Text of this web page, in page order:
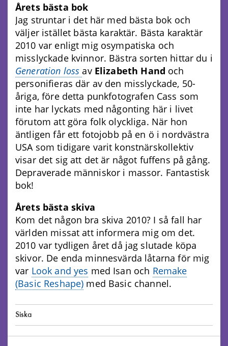
Årets bästa bok
Jag struntar i det här med bästa bok och
väljer istället bästa karaktär. Bästa karaktär
2010 var enligt mig osympatiska och
misslyckade kvinnor. Bästra sorten hittar du i
Generation loss av Elizabeth Hand och
personifieras där av den misslyckade, 50-
åriga, före detta punkfotografen Cass som
inte har lyckats med någonting här i livet
förutom att göra folk olyckliga. När hon
äntligen får ett fotojobb på en ö i nordvästra
USA som tidigare varit konstnärskollektiv
visar det sig att det är något fuffens på gång.
Depraverade människor i massor. Fantastisk
bok!
Årets bästa skiva
Kom det någon bra skiva 2010? I så fall har
världen missat att informera mig om det.
2010 var tydligen året då jag slutade köpa
skivor. De enda minnesvärda låtarna för mig
var Look and yes med Isan och Remake
(Basic Reshape) med Basic channel.
Siska